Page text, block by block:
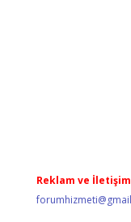
Reklam ve